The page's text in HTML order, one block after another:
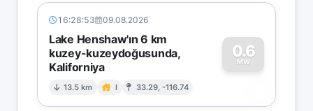
16:28:53 09.08.2026
Lake Henshaw'ın 6 km
kuzey-kuzeydoğusunda,
Kaliforniya
13.5 km I 33.29, -116.74
0.6
MW
0